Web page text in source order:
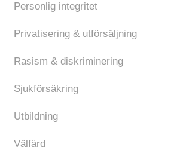
Personlig integritet
Privatisering & utförsäljning
Rasism & diskriminering
Sjukförsäkring
Utbildning
Välfärd